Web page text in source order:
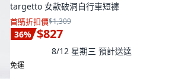
targetto 女款破洞自行車短褲
首購折扣價$1,309
36% $827
8/12 星期三 預計送達
免運